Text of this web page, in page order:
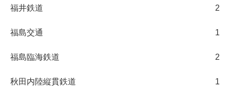
福井鉄道 2
福島交通 1
福島臨海鉄道 2
秋田内陸縦貫鉄道 1